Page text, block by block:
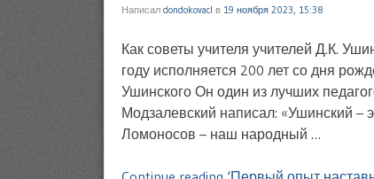
Написал dondokovacl в 19 ноября 2023, 15:38
Как советы учителя учителей Д.К.
году исполняется 200 лет со дня
Ушинского Он один из лучших
Модзалевский написал: «Ушинский –
Ломоносов – наш народный …